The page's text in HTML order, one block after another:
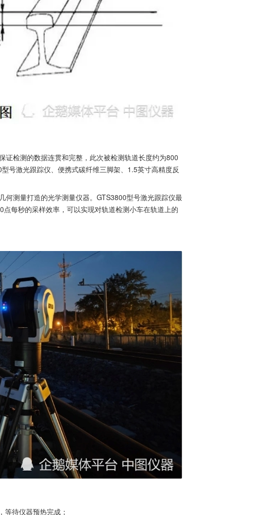
证检测的数据连贯和完整，此次被检测轨道长度约为800
号激光跟踪仪、便携式碳纤维三脚架、1.5英寸高精度反
何测量打造的光学测量仪器。GTS3800型号激光跟踪仪最
每秒的采样效率，可以实现对轨道检测小车在轨道上的
待仪器预热完成；